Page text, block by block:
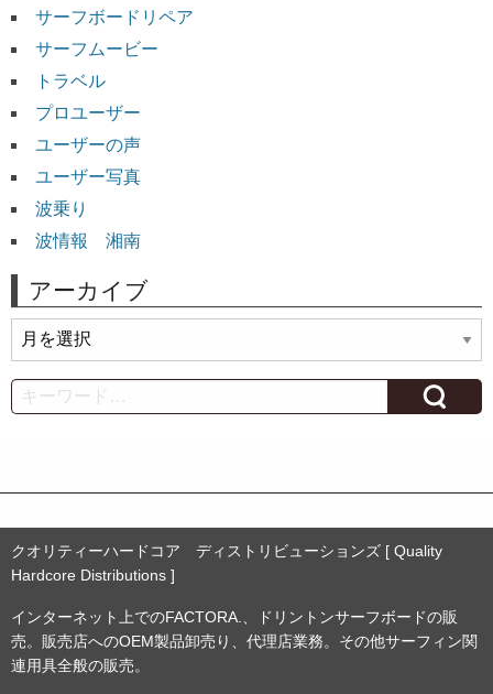
サーフボードリペア
サーフムービー
トラベル
プロユーザー
ユーザーの声
ユーザー写真
波乗り
波情報 湘南
アーカイブ
ー
カ
イ
Search
クオリティーハードコア ディストリビューションズ [ Quality
Hardcore Distributions ]
インターネット上でのFACTORA.、ドリントンサーフボードの販
売。販売店へのOEM製品卸売り、代理店業務。その他サーフィン関
連用具全般の販売。